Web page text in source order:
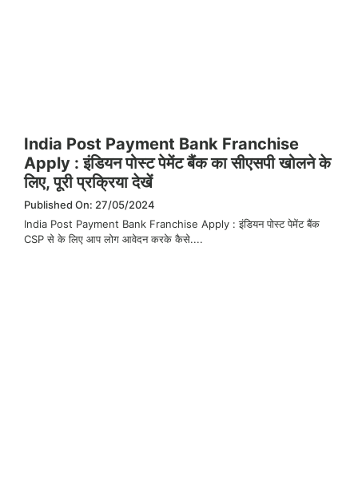
India Post Payment Bank Franchise
Apply : इंडियन पोस्ट पेमेंट बैंक का सीएसपी खोलने के
लिए, पूरी प्रक्रिया देखें
Published On: 27/05/2024
India Post Payment Bank Franchise Apply : इंडियन पोस्ट पेमेंट बैंक
CSP से के लिए आप लोग आवेदन करके कैसे....